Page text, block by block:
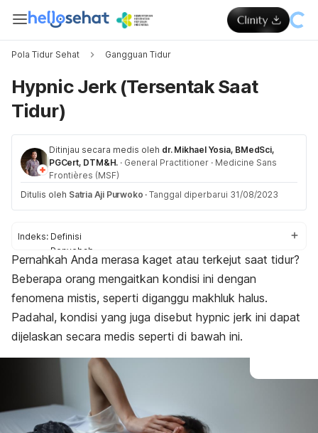
Pola Tidur Sehat Gangguan Tidur
Hypnic Jerk (Tersentak Saat
Tidur)
Ditinjau secara medis oleh dr. Mikhael Yosia, BMedSci,
PGCert, DTM&H. · General Practitioner · Medicine Sans
Frontières (MSF)
Ditulis oleh Satria Aji Purwoko · Tanggal diperbarui 31/08/2023
Indeks: Definisi
Penyebab
Dampak
Pencegahan
Pernahkah Anda merasa kaget atau terkejut saat tidur?
Beberapa orang mengaitkan kondisi ini dengan
fenomena mistis, seperti diganggu makhluk halus.
Padahal, kondisi yang juga disebut hypnic jerk ini dapat
dijelaskan secara medis seperti di bawah ini.